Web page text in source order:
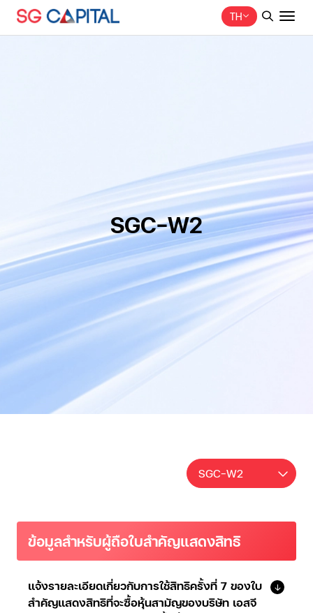
TH
Web Design by
SGC-W2
SGC-W2
ข้อมูลสำหรับผู้ถือใบสำคัญแสดงสิทธิ
แจ้งรายละเอียดเกี่ยวกับการใช้สิทธิครั้งที่ 7 ของใบ
สำคัญแสดงสิทธิที่จะซื้อหุ้นสามัญของบริษัท เอสจี